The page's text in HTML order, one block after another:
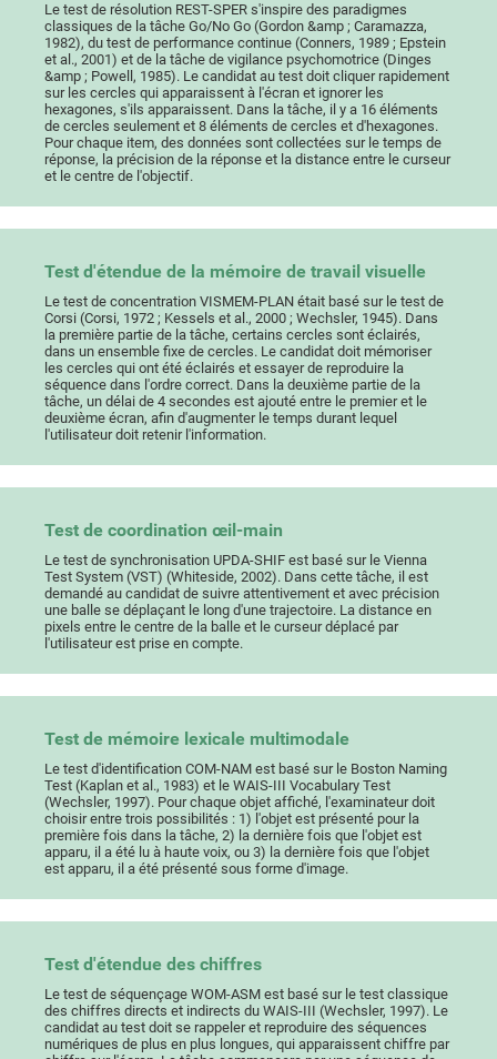
Le test de résolution REST-SPER s'inspire des paradigmes
classiques de la tâche Go/No Go (Gordon &amp ; Caramazza,
1982), du test de performance continue (Conners, 1989 ; Epstein
et al., 2001) et de la tâche de vigilance psychomotrice (Dinges
&amp ; Powell, 1985). Le candidat au test doit cliquer rapidement
sur les cercles qui apparaissent à l'écran et ignorer les
hexagones, s'ils apparaissent. Dans la tâche, il y a 16 éléments
de cercles seulement et 8 éléments de cercles et d'hexagones.
Pour chaque item, des données sont collectées sur le temps de
réponse, la précision de la réponse et la distance entre le curseur
et le centre de l'objectif.
Test d'étendue de la mémoire de travail visuelle
Le test de concentration VISMEM-PLAN était basé sur le test de
Corsi (Corsi, 1972 ; Kessels et al., 2000 ; Wechsler, 1945). Dans
la première partie de la tâche, certains cercles sont éclairés,
dans un ensemble fixe de cercles. Le candidat doit mémoriser
les cercles qui ont été éclairés et essayer de reproduire la
séquence dans l'ordre correct. Dans la deuxième partie de la
tâche, un délai de 4 secondes est ajouté entre le premier et le
deuxième écran, afin d'augmenter le temps durant lequel
l'utilisateur doit retenir l'information.
Test de coordination œil-main
Le test de synchronisation UPDA-SHIF est basé sur le Vienna
Test System (VST) (Whiteside, 2002). Dans cette tâche, il est
demandé au candidat de suivre attentivement et avec précision
une balle se déplaçant le long d'une trajectoire. La distance en
pixels entre le centre de la balle et le curseur déplacé par
l'utilisateur est prise en compte.
Test de mémoire lexicale multimodale
Le test d'identification COM-NAM est basé sur le Boston Naming
Test (Kaplan et al., 1983) et le WAIS-III Vocabulary Test
(Wechsler, 1997). Pour chaque objet affiché, l'examinateur doit
choisir entre trois possibilités : 1) l'objet est présenté pour la
première fois dans la tâche, 2) la dernière fois que l'objet est
apparu, il a été lu à haute voix, ou 3) la dernière fois que l'objet
est apparu, il a été présenté sous forme d'image.
Test d'étendue des chiffres
Le test de séquençage WOM-ASM est basé sur le test classique
des chiffres directs et indirects du WAIS-III (Wechsler, 1997). Le
candidat au test doit se rappeler et reproduire des séquences
numériques de plus en plus longues, qui apparaissent chiffre par